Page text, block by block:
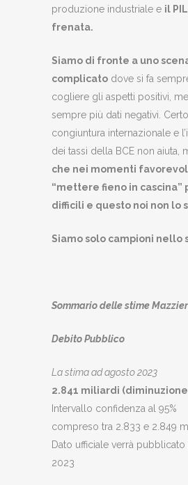
produzione industriale e il
frenata.
Siamo di fronte a uno
complicato dove si fa
cogliere gli aspetti positivi,
sempre più dati negativi.
congiuntura internazionale e
dei tassi della BCE non aiuta,
che nei momenti
“mettere fieno in cascina”
difficili e questo noi non lo
Siamo solo campioni nello
Sommario delle stime
Debito Pubblico
La stima ad agosto 2023
2.841 miliardi
Intervallo confidenza al 95%
compreso tra 2.833 e 2.849
Dato ufficiale verrà
2023